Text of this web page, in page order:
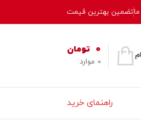
تضمین بهترین قیمت
0 موارد
0 تومان
راهنمای خرید